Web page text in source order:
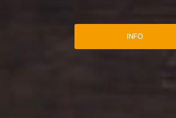
INFO